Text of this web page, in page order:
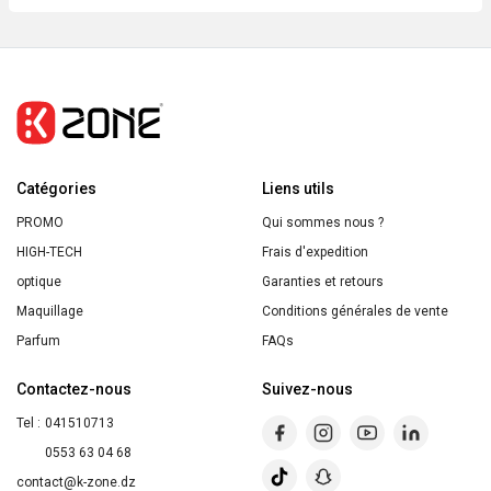
LASER
PUR
SÉRUM
NUIT
30ML
Catégories
PROMO
HIGH-TECH
optique
Maquillage
Parfum
Liens utils
Qui sommes nous ?
Frais d'expedition
Garanties et retours
Conditions générales de vente
FAQs
Contactez-nous
Tel : 041510713
0553 63 04 68
contact@k-zone.dz
Suivez-nous